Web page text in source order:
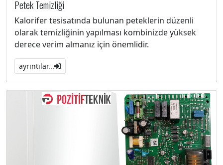
Petek Temizliği
Kalorifer tesisatında bulunan peteklerin düzenli
olarak temizliğinin yapılması kombinizde yüksek
derece verim almanız için önemlidir.
ayrıntılar...